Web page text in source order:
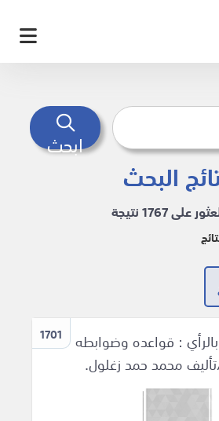
ابحث
البحث
على 1767 نتيجة
1701
بالرأي : قواعده وضوابطه
محمد حمد زغلول.